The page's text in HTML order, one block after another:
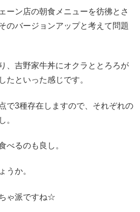
ーン店の朝食メニューを彷彿とさ
のバージョンアップと考えて問題
、吉野家牛丼にオクラととろろが
たといった感じです。
で3種存在しますので、それぞれの
。
べるのも良し。
うか。
ゃ派ですね☆